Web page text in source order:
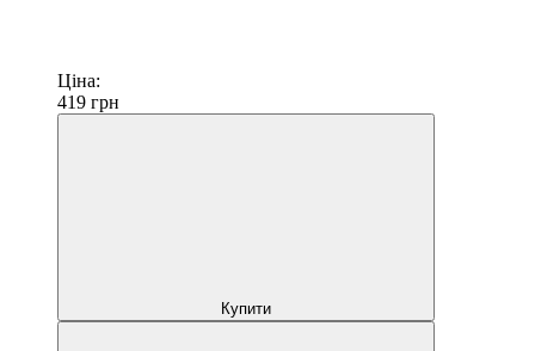
Ціна:
419 грн
Купити